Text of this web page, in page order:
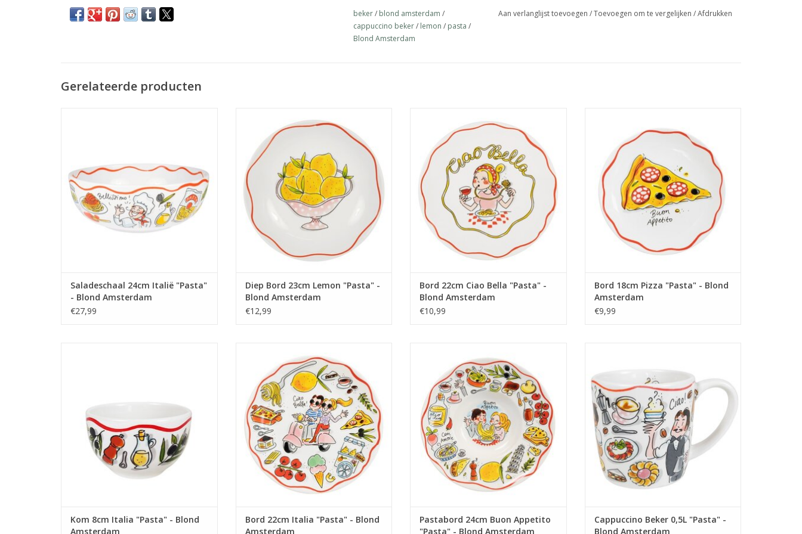
beker/ blond amsterdam /
cappuccino beker/ lemon / pasta /
Blond Amsterdam
Aan verlanglijst toevoegen /Toevoegen om te vergelijken /Afdrukken
Gerelateerde producten
TOEVOEGEN AAN WINKELWAGEN
Saladeschaal 24cm Italië "Pasta"
- Blond Amsterdam
€27,99
Amsterdam Pasta collectie serveer je
pasta in stijl. Het frisse citroenpatroon
geeft het bord een rustige, zomerse
uitstraling.
TOEVOEGEN AAN WINKELWAGEN
Diep Bord 23cm Lemon "Pasta" -
Blond Amsterdam
€12,99
Blond Amsterdam Pasta collectie haal je
de zonnige sfeer van Italië naar tafel. De
speelse illustraties en Italiaanse details
maken elk eetmoment net een beetje
vrolijker.
TOEVOEGEN AAN WINKELWAGEN
Bord 22cm Ciao Bella "Pasta" -
Blond Amsterdam
€10,99
Amsterdam. Dit prachtige bord is speciaal
ontworpen voor pizzaliefhebbers en
straalt de kenmerkende, speelse stijl van
Blond Amsterdam uit.
TOEVOEGEN AAN WINKELWAGEN
Bord 18cm Pizza "Pasta" - Blond
Amsterdam
€9,99
TOEVOEGEN AAN WINKELWAGEN
Kom 8cm Italia "Pasta" - Blond
Amsterdam
met het Bord Ciao Bella van Blond
Amsterdam. Dit prachtige bord is versierd
met vrolijke Italiaanse illustraties en straalt
de kenmerkende, speelse stijl van Blond
Amsterdam uit.
TOEVOEGEN AAN WINKELWAGEN
Bord 22cm Italia "Pasta" - Blond
Amsterdam
met het Pasta Bord "Buon Appetito" van
Blond Amsterdam. Dit gezellige bord is
speciaal ontworpen voor
pastaliefhebbers en straalt de
kenmerkende, speelse stijl van Blond
Amsterdam uit.
TOEVOEGEN AAN WINKELWAGEN
Pastabord 24cm Buon Appetito
"Pasta" - Blond Amsterdam
Deze grote mok is perfect voor het
genieten van een heerlijke cappuccino of
je favoriete warme drankje.
TOEVOEGEN AAN WINKELWAGEN
Cappuccino Beker 0,5L "Pasta" -
Blond Amsterdam